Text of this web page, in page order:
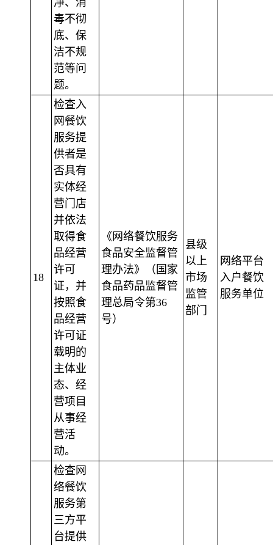
净、消
毒不彻
底、保
洁不规
范等问
题。
18
检查入
网餐饮
服务提
供者是
否具有
实体经
营门店
并依法
取得食
品经营
许可
证，并
按照食
品经营
许可证
载明的
主体业
态、经
营项目
从事经
营活
动。
《网络餐饮服务
食品安全监督管
理办法》（国家
食品药品监督管
理总局令第36
号）
县级
以上
市场
监管
部门
网络平台
入户餐饮
服务单位
检查网
络餐饮
服务第
三方平
台提供